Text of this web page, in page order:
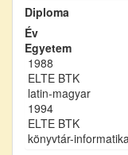
Diploma
Év
Egyetem
1988
ELTE BTK
latin-magyar
1994
ELTE BTK
könyvtár-informatika